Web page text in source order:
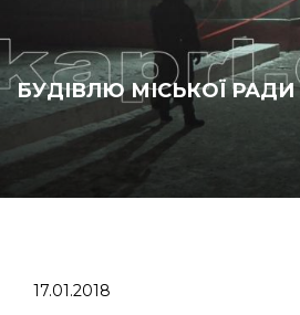
БУДІВЛЮ МІСЬКОЇ
17.01.2018